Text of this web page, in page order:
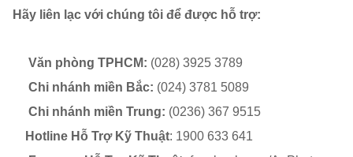
Hãy liên lạc với chúng tôi để được hỗ trợ:
Văn phòng TPHCM: (028) 3925 3789
Chi nhánh miền Bắc: (024) 3781 5089
Chi nhánh miền Trung: (0236) 367 9515
Hotline Hỗ Trợ Kỹ Thuật: 1900 633 641